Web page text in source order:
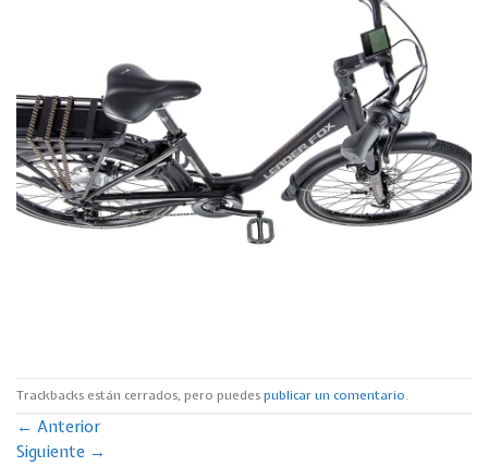
Trackbacks están cerrados, pero puedespublicar un comentario.
← Anterior
Siguiente →